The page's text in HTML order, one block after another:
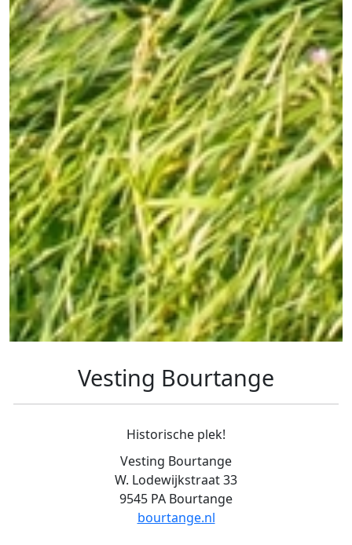
Vesting Bourtange
Historische plek!
Vesting Bourtange
W. Lodewijkstraat 33
9545 PA Bourtange
bourtange.nl